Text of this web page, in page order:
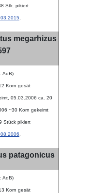
Stk. pikiert
megarhizus
AdB)
Korn gesät
05.03.2006 ca. 20
~30 Korn gekeimt
Stück pikiert
patagonicus
AdB)
Korn gesät